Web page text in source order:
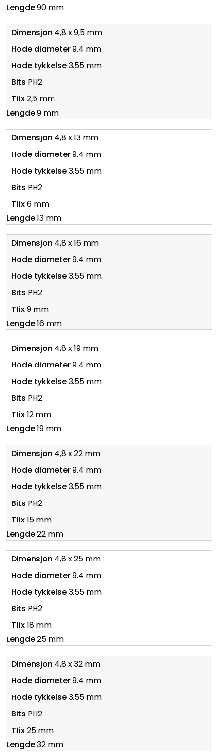
90 mm
4,8 x 9,5 mm
9.4 mm
3.55 mm
PH2
2,5 mm
9 mm
4,8 x 13 mm
9.4 mm
3.55 mm
PH2
6 mm
13 mm
4,8 x 16 mm
9.4 mm
3.55 mm
PH2
9 mm
16 mm
4,8 x 19 mm
9.4 mm
3.55 mm
PH2
12 mm
19 mm
4,8 x 22 mm
9.4 mm
3.55 mm
PH2
15 mm
22 mm
4,8 x 25 mm
9.4 mm
3.55 mm
PH2
18 mm
25 mm
4,8 x 32 mm
9.4 mm
3.55 mm
PH2
25 mm
32 mm